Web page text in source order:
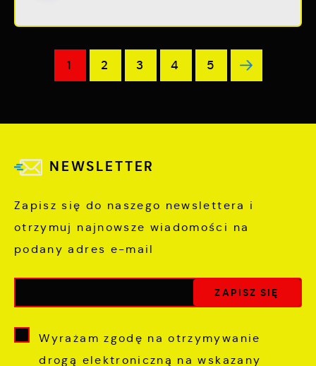
1 2 3 4 5
NEWSLETTER
Zapisz się do naszego newslettera i
otrzymuj najnowsze wiadomości na
podany adres e-mail
Wyrażam zgodę na otrzymywanie
drogą elektroniczną na wskazany